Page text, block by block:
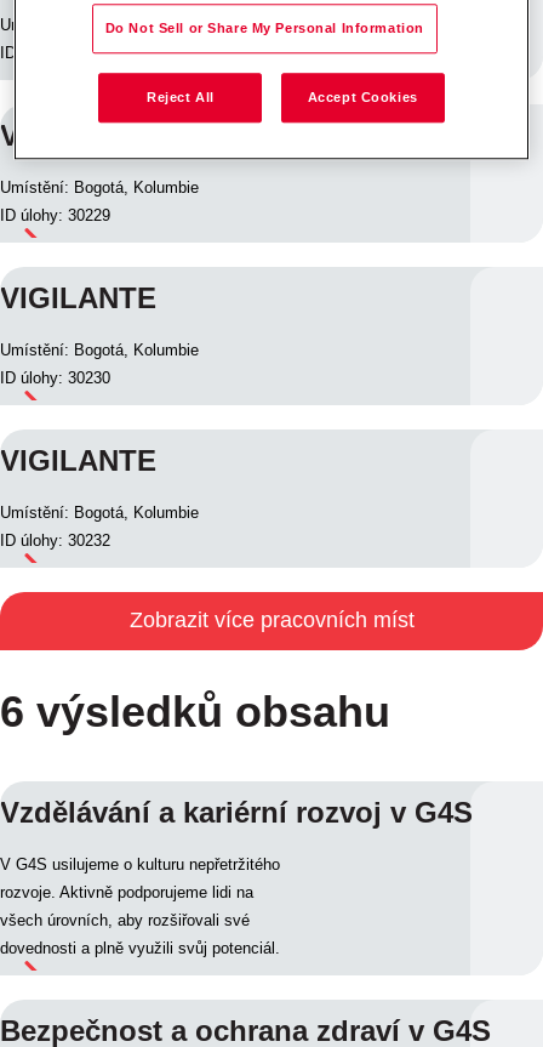
Umístění: Bogotá, Kolumbie
ID úlohy: 30164
VIGILANTE
Umístění: Bogotá, Kolumbie
ID úlohy: 30229
VIGILANTE
Umístění: Bogotá, Kolumbie
ID úlohy: 30230
VIGILANTE
Umístění: Bogotá, Kolumbie
ID úlohy: 30232
Zobrazit více pracovních míst
6 výsledků obsahu
Vzdělávání a kariérní rozvoj v G4S
V G4S usilujeme o kulturu nepřetržitého
rozvoje. Aktivně podporujeme lidi na
všech úrovních, aby rozšiřovali své
dovednosti a plně využili svůj potenciál.
Bezpečnost a ochrana zdraví v G4S
Do Not Sell or Share My Personal Information
Reject All Accept Cookies